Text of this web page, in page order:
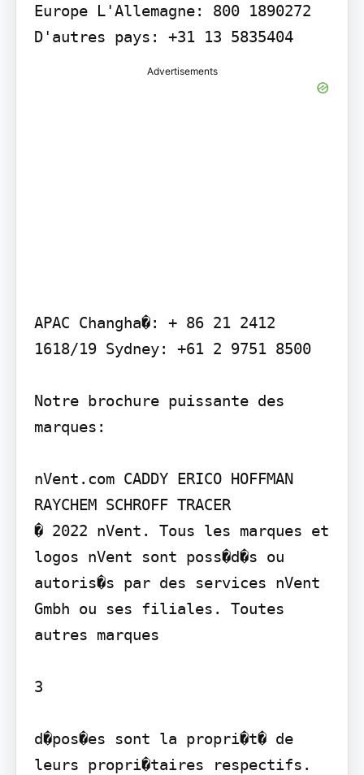
Europe L'Allemagne: 800 1890272
D'autres pays: +31 13 5835404
Advertisements
APAC Changha�: + 86 21 2412
1618/19 Sydney: +61 2 9751 8500
Notre brochure puissante des
marques:
nVent.com CADDY ERICO HOFFMAN
RAYCHEM SCHROFF TRACER
� 2022 nVent. Tous les marques et
logos nVent sont poss�d�s ou
autoris�s par des services nVent
Gmbh ou ses filiales. Toutes
autres marques
3
d�pos�es sont la propri�t� de
leurs propri�taires respectifs.